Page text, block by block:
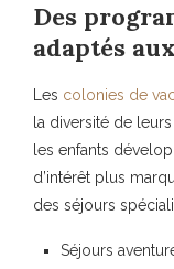
Des
adaptés
Les colonies de
la diversité de
les enfants
d’intérêt plus
des séjours
Séjours